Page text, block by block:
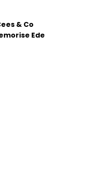
& Co
Ede